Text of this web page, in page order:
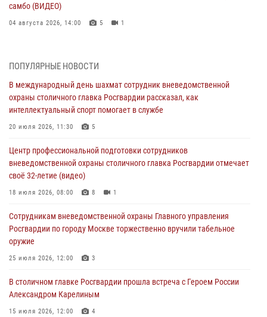
самбо (ВИДЕО)
04 августа 2026, 14:00 5 1
На востоке Москвы сотрудники Росгвардии задержали мужчину,
находящегося в федеральном розыске (видео)
03 августа 2026, 12:00
Московские росгвардейцы пришли на помощь семье, у которой
сломался автомобиль на проезжей части (Видео)
02 августа 2026, 10:00
погибших в Первой мировой войне
01 августа 2026, 12:00
На Поклонной горе росгвардейцы познакомили школьников из
6
ПОПУЛЯРНЫЕ НОВОСТИ
В международный день шахмат сотрудник вневедомственной
охраны столичного главка Росгвардии рассказал, как
интеллектуальный спорт помогает в службе
20 июля 2026, 11:30 5
Центр профессиональной подготовки сотрудников
вневедомственной охраны столичного главка Росгвардии отмечает
своё 32-летие (видео)
18 июля 2026, 08:00 8 1
Сотрудникам вневедомственной охраны Главного управления
Росгвардии по городу Москве торжественно вручили табельное
оружие
25 июля 2026, 12:00 3
В столичном главке Росгвардии прошла встреча с Героем России
Александром Карелиным
15 июля 2026, 12:00 4